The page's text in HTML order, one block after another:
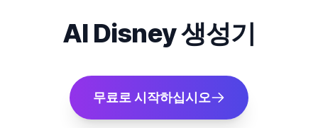
AI Disney 생성기
무료로 시작하십시오